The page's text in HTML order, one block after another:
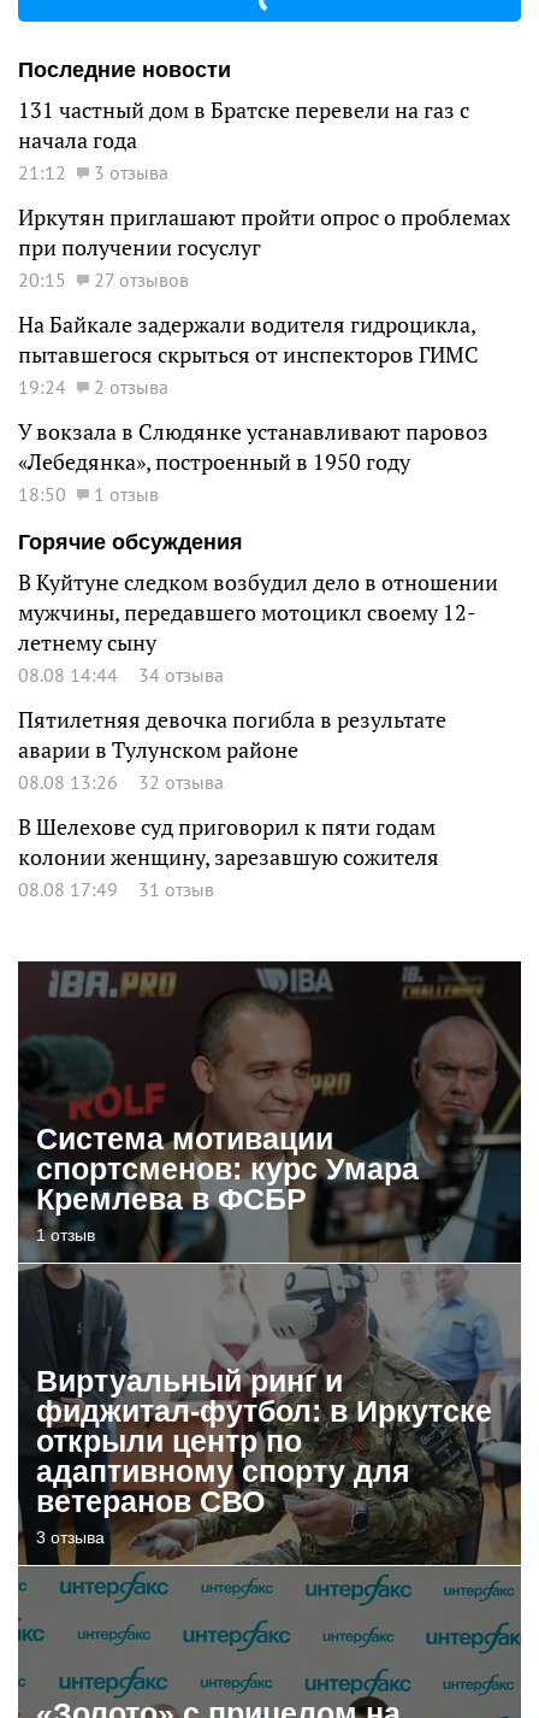
Последние новости
131 частный дом в Братске перевели на газ с
начала года
21:12 3 отзыва
Иркутян приглашают пройти опрос о проблемах
при получении госуслуг
20:15 27 отзывов
На Байкале задержали водителя гидроцикла,
пытавшегося скрыться от инспекторов ГИМС
19:24 2 отзыва
У вокзала в Слюдянке устанавливают паровоз
«Лебедянка», построенный в 1950 году
18:50
1 отзыв
Горячие обсуждения
В Куйтуне следком возбудил дело в отношении
мужчины, передавшего мотоцикл своему 12-
летнему сыну
08.08 14:44 34 отзыва
Пятилетняя девочка погибла в результате
аварии в Тулунском районе
08.08 13:26 32 отзыва
В Шелехове суд приговорил к пяти годам
колонии женщину, зарезавшую сожителя
08.08 17:49 31 отзыв
Система мотивации
спортсменов: курс Умара
Кремлева в ФСБР
1 отзыв
Виртуальный ринг и
фиджитал-футбол: в Иркутске
открыли центр по
адаптивному спорту для
ветеранов СВО
3 отзыва